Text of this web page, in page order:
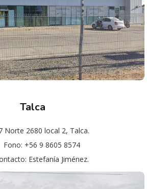
Talca
Norte 2680 local 2, Talca.
Fono: +56 9 8605 8574
Estefanía Jiménez.